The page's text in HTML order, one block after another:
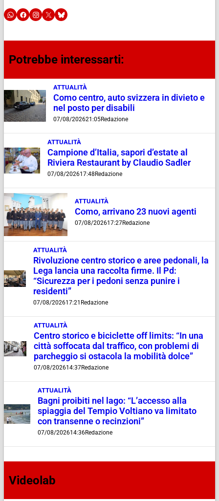
Potrebbe interessarti:
ATTUALITÀ
Como centro, auto svizzera in divieto e
nel posto per disabili
07/08/202621:05Redazione
ATTUALITÀ
Campione d’Italia, sapori d’estate al
Riviera Restaurant by Claudio Sadler
07/08/202617:48 Redazione
ATTUALITÀ
Como, arrivano 23 nuovi agenti
07/08/202617:27Redazione
ATTUALITÀ
Rivoluzione centro storico e aree pedonali, la
Lega lancia una raccolta firme. Il Pd:
“Sicurezza per i pedoni senza punire i
residenti”
07/08/202617:21 Redazione
ATTUALITÀ
Centro storico e biciclette off limits: “In una
città soffocata dal traffico, con problemi di
parcheggio si ostacola la mobilità dolce”
07/08/202614:37Redazione
ATTUALITÀ
Bagni proibiti nel lago: “L’accesso alla
spiaggia del Tempio Voltiano va limitato
con transenne o recinzioni”
07/08/202614:36Redazione
Videolab